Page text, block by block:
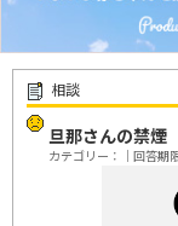
相談
旦那さんの禁煙
カテゴリー：｜回答期